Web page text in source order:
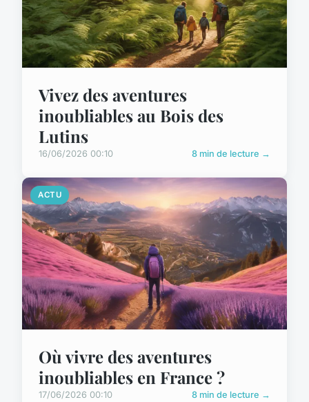
Vivez des aventures
inoubliables au Bois des
Lutins
16/06/2026 00:10 8 min de lecture →
ACTU
Où vivre des aventures
inoubliables en France ?
17/06/2026 00:10 8 min de lecture →